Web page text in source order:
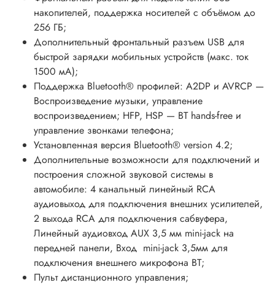
накопителей, поддержка носителей с объёмом до
256 ГБ;
Дополнительный фронтальный разъем USB для
быстрой зарядки мобильных устройств (макс. ток
1500 мА);
Поддержка Bluetooth® профилей: A2DP и AVRCP —
Воспроизведение музыки, управление
воспроизведением; HFP, HSP — BT hands-free и
управление звонками телефона;
Установленная версия Bluetooth® version 4.2;
Дополнительные возможности для подключений и
построения сложной звуковой системы в
автомобиле: 4 канальный линейный RCA
аудиовыход для подключения внешних усилителей,
2 выхода RCA для подключения сабвуфера,
Линейный аудиовход AUX 3,5 мм mini-jack на
передней панели, Вход mini-jack 3,5мм для
подключения внешнего микрофона BT;
Пульт дистанционного управления;